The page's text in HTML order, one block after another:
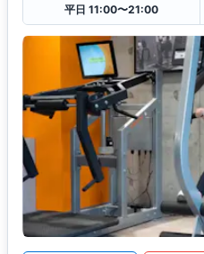
平日 11:00〜21:00